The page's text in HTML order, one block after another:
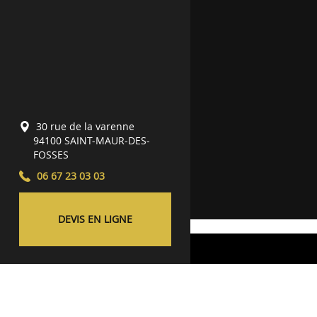
DEVIS EN LIGNE
30 rue de la varenne
94100 SAINT-MAUR-DES-
FOSSES
06 67 23 03 03